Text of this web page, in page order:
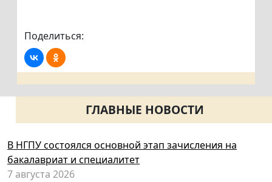
Поделиться:
ГЛАВНЫЕ НОВОСТИ
В НГПУ состоялся основной этап зачисления на
бакалавриат и специалитет
7 августа 2026